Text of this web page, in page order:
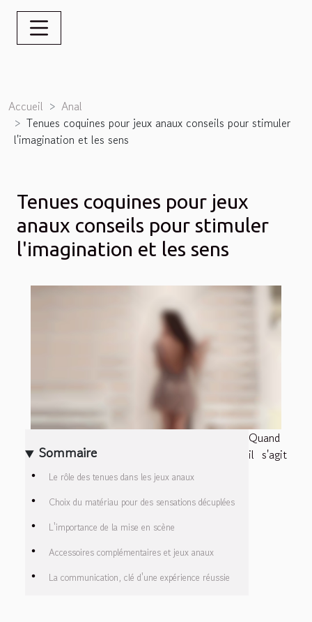
Accueil
Anal
Tenues coquines pour jeux anaux conseils pour stimuler
l'imagination et les sens
Tenues coquines pour jeux
anaux conseils pour stimuler
l'imagination et les sens
Sommaire
Le rôle des tenues dans les jeux anaux
Choix du matériau pour des sensations décuplées
L'importance de la mise en scène
Accessoires complémentaires et jeux anaux
La communication, clé d'une expérience réussie
Quand
il s'agit